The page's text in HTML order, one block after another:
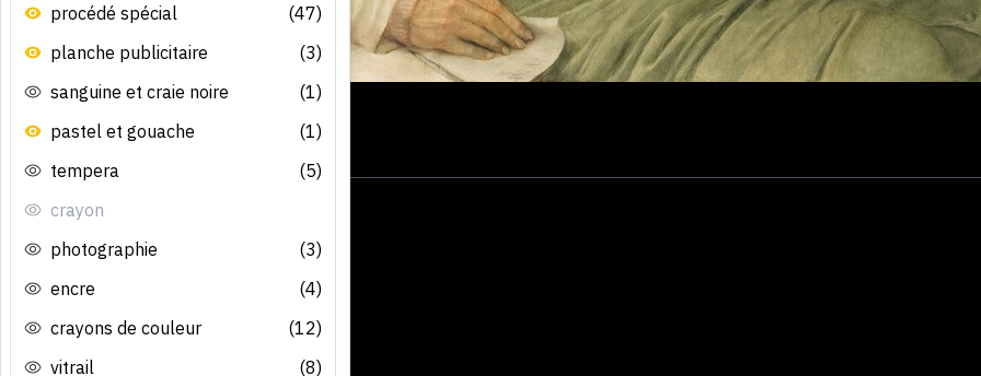
procédé spécial
(47)
planche publicitaire
(3)
sanguine et craie noire
(1)
pastel et gouache
(1)
tempera
(5)
crayon
photographie
(3)
encre
(4)
crayons de couleur
(12)
vitrail
(8)